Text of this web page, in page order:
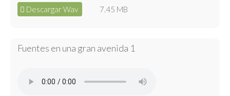
Descargar Wav 7.45 MB
Fuentes en una gran avenida 1